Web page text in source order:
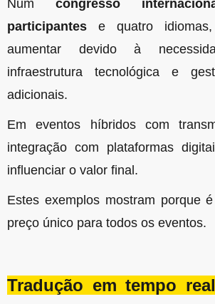
Num congresso
participantes e quatro
aumentar devido à
infraestrutura tecnológica e
adicionais.
Em eventos híbridos com
integração com plataformas
influenciar o valor final.
Estes exemplos mostram porque
preço único para todos os eventos.
Tradução em tempo